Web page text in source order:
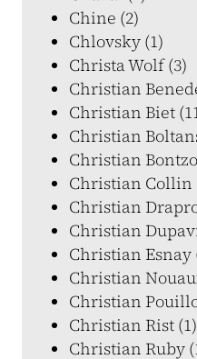
Chine (2)
Chlovsky (1)
Christa Wolf (3)
Christian
Christian Biet
Christian
Christian
Christian Collin
Christian
Christian
Christian Esnay
Christian
Christian
Christian Rist (1)
Christian Ruby